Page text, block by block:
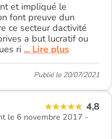
et impliqué le
font preuve dun
ce secteur dactivité
a but lucratif ou
ri ... Lire plus
Publié le 20/07/2021
4,8
le 6 novembre 2017 -